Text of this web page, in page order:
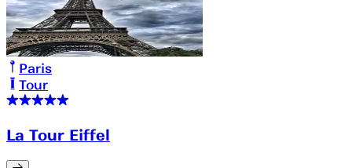
Paris
Tour
La Tour Eiffel